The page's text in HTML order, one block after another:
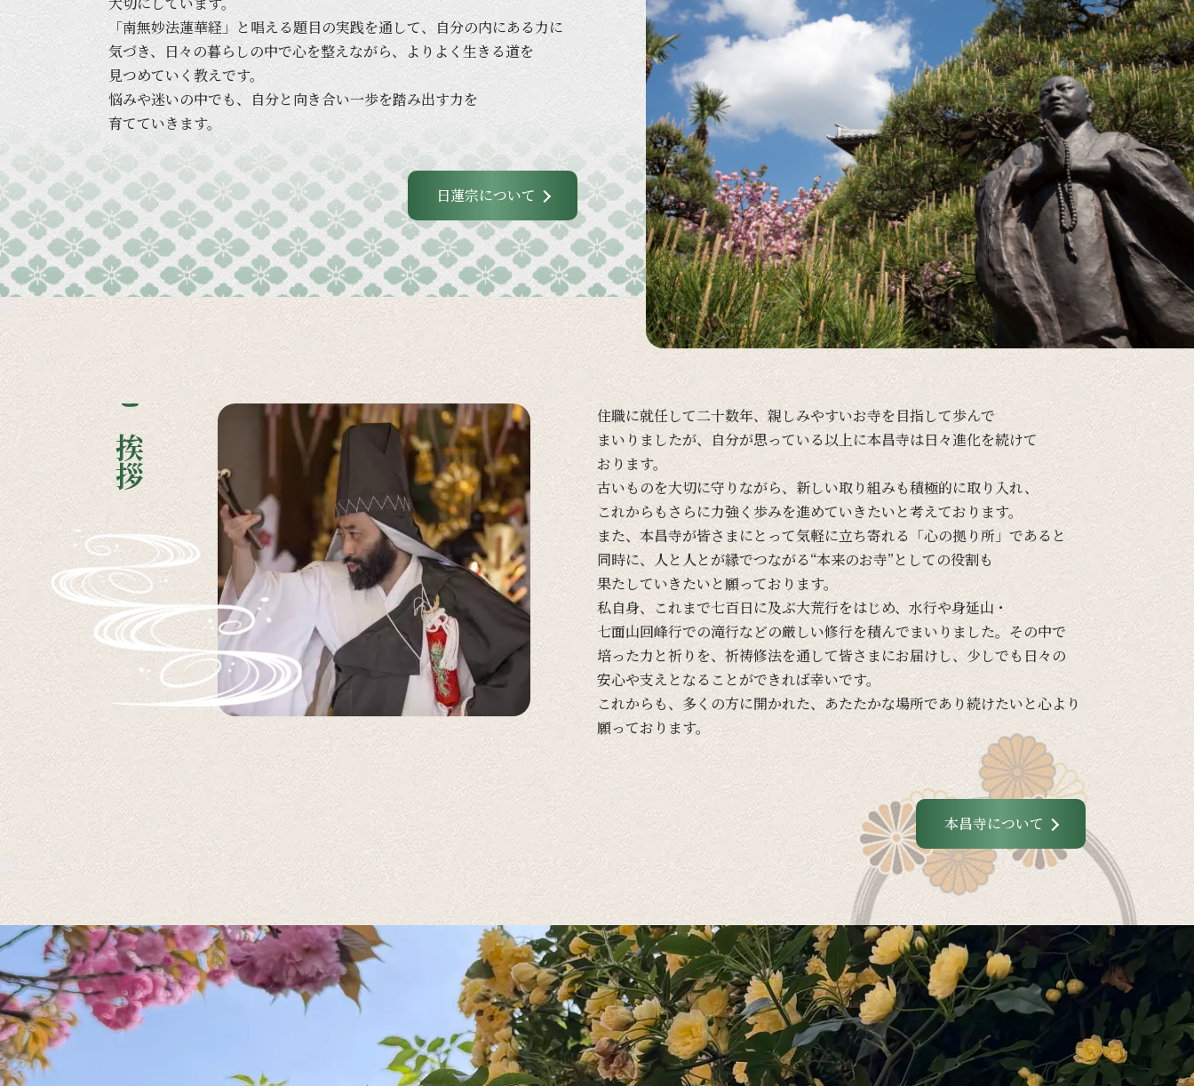
「南無妙法蓮華経」と唱える題目の実践を通して、 自分の内にある力に
気づき、
日々の暮らしの中で心を整えながら、 より よく 生きる道を
見つめていく 教えです。
悩みや迷いの中でも、 自分と向き合い一歩を踏み出す力を
育てていきます。
日蓮宗について
ご挨拶 住職に就任して二十数年、 親しみやすいお寺を目指して歩んで
まいりましたが、自分が思っている以上に本昌寺は日々進化を続けて
おります。
古いものを大切に守りながら、 新しい取り組みも積極的に取り入れ、
これからも さらに力強く 歩みを進めていきたいと考えております。
また、 本昌寺が皆さまにとって気軽に立ち寄れる 「心の拠り所」であると
同時に、 人と 人とが縁でつながる“本来のお寺”と しての役割も
果たしていきたいと願っております。
私自身、
これまで七百日に及ぶ大荒行をはじめ、 水行や身延山・
七面山回峰行での滝行などの厳しい修行を積んでまいりました。 その中で
培った力と祈りを、 祈祷修法を通して皆さまにお届けし、少しでも 日々の
安心や支えとなる ことができれば幸いです。
これからも、 多くの方に開かれた、 あたたかな場所であり続けたいと心より
願っております。
本昌寺について